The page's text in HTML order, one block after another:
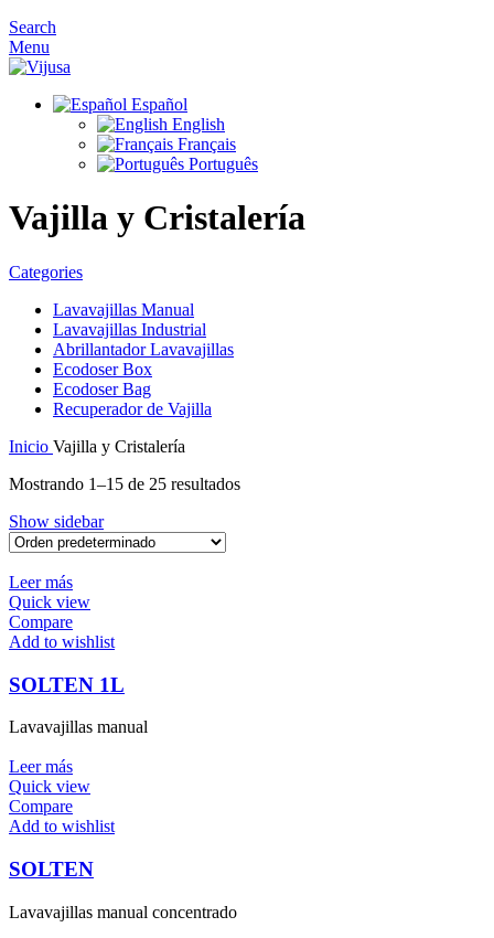
Search
Menu
Español
English
Français
Português
Vajilla y Cristalería
Categories
Lavavajillas Manual
Lavavajillas Industrial
Abrillantador Lavavajillas
Ecodoser Box
Ecodoser Bag
Recuperador de Vajilla
Inicio Vajilla y Cristalería
Mostrando 1–15 de 25 resultados
Show sidebar
Leer más
Quick view
Compare
Add to wishlist
SOLTEN 1L
Lavavajillas manual
Leer más
Quick view
Compare
Add to wishlist
SOLTEN
Lavavajillas manual concentrado